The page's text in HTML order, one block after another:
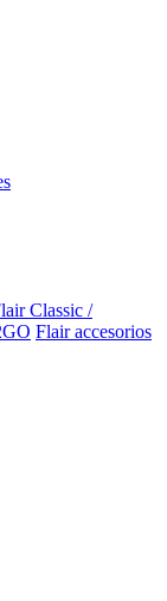
Classic /
Flair accesorios